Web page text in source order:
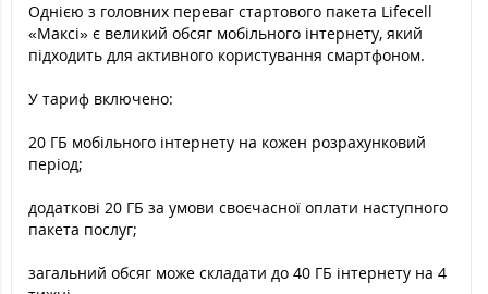
Однією з головних переваг стартового пакета Lifecell
«Максі» є великий обсяг мобільного інтернету, який
підходить для активного користування смартфоном.
У тариф включено:
20 ГБ мобільного інтернету на кожен розрахунковий
період;
додаткові 20 ГБ за умови своєчасної оплати наступного
пакета послуг;
загальний обсяг може складати до 40 ГБ інтернету на 4